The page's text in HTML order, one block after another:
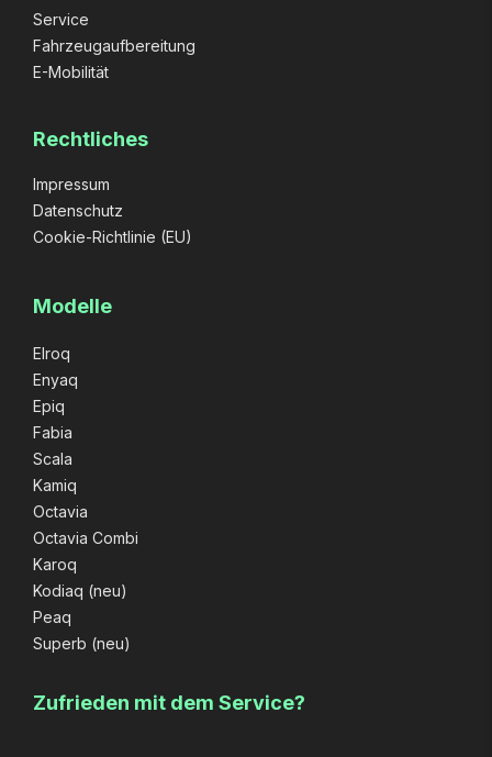
Service
Fahrzeugaufbereitung
E-Mobilität
Rechtliches
Impressum
Datenschutz
Cookie-Richtlinie (EU)
Modelle
Elroq
Enyaq
Epiq
Fabia
Scala
Kamiq
Octavia
Octavia Combi
Karoq
Kodiaq (neu)
Peaq
Superb (neu)
Zufrieden mit dem Service?